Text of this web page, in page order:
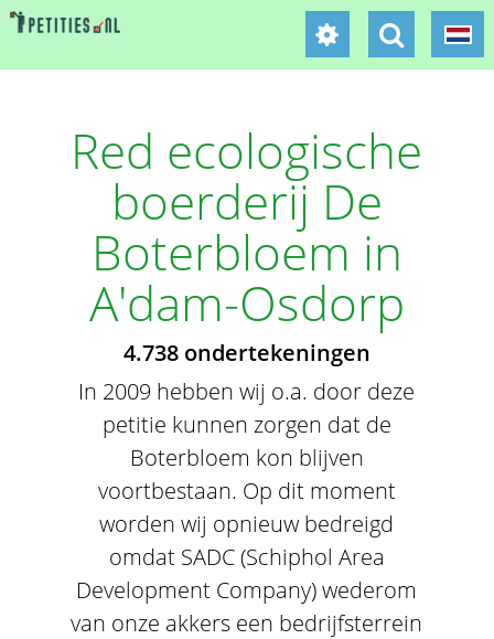
Red ecologische
boerderij De
Boterbloem in
A'dam-Osdorp
4.738 ondertekeningen
In 2009 hebben wij o.a. door deze
petitie kunnen zorgen dat de
Boterbloem kon blijven
voortbestaan. Op dit moment
worden wij opnieuw bedreigd
omdat SADC (Schiphol Area
Development Company) wederom
van onze akkers een bedrijfsterrein